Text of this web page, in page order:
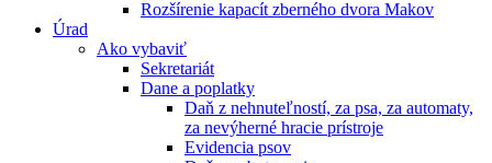
Rozšírenie kapacít zberného dvora Makov
Úrad
Ako vybaviť
Sekretariát
Dane a poplatky
Daň z nehnuteľností, za psa, za automaty,
za nevýherné hracie prístroje
Evidencia psov